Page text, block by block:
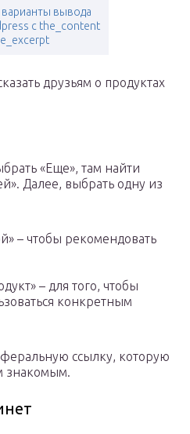
вывода
с the_content
друзьям о продуктах
«Еще», там найти
Далее, выбрать одну из
– чтобы рекомендовать
– для того, чтобы
конкретным
ссылку, которую
знакомым.